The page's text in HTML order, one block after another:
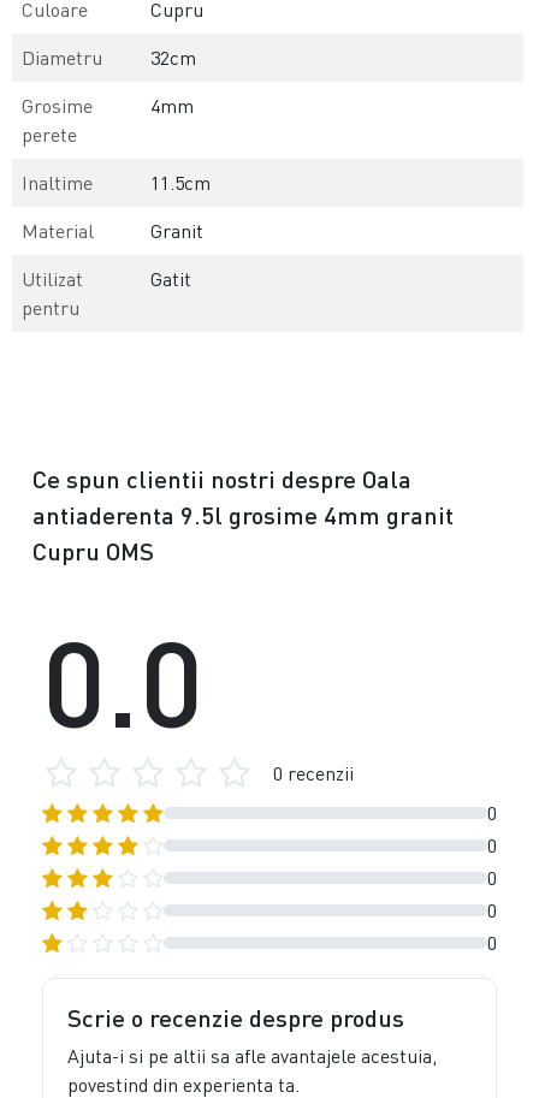
Culoare
Cupru
Diametru
32cm
Grosime
perete
4mm
Inaltime
11.5cm
Material
Granit
Utilizat
pentru
Gatit
Ce spun clientii nostri despre Oala
antiaderenta 9.5l grosime 4mm granit
Cupru OMS
0
0
0
0
0
0.0
0 recenzii
Scrie o recenzie despre produs
Ajuta-i si pe altii sa afle avantajele acestuia,
povestind din experienta ta.